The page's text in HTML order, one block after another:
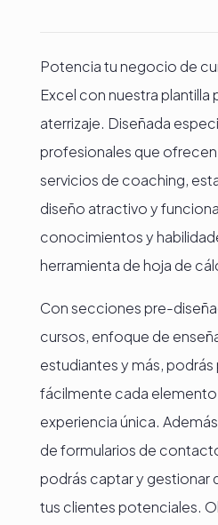
Potencia tu negocio de
Excel con nuestra plantilla
aterrizaje. Diseñada
profesionales que
servicios de coaching,
diseño atractivo y
conocimientos y
herramienta de hoja de
Con secciones pre-
cursos, enfoque de
estudiantes y más, podrás
fácilmente cada elemento
experiencia única.
de formularios de
podrás captar y gestionar
tus clientes potenciales.